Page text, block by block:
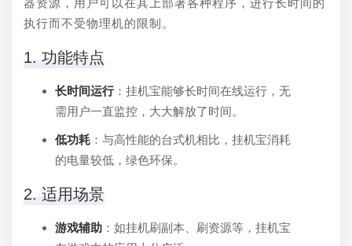
器资源，用户可以在其上部署各种程序，进行长时间的
执行而不受物理机的限制。
1. 功能特点
长时间运行：挂机宝能够长时间在线运行，无
需用户一直监控，大大解放了时间。
低功耗 ：与高性能的台式机相比，挂机宝消耗
的电量较低，绿色环保。
2. 适用场景
游戏辅助 ：如挂机刷副本、刷资源等，挂机宝